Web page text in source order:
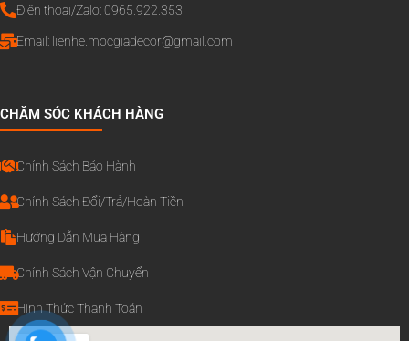
Điện thoại/Zalo: 0965.922.353
Email: lienhe.mocgiadecor@gmail.com
CHĂM SÓC KHÁCH HÀNG
Chính Sách Bảo Hành
Chính Sách Đổi/Trả/Hoàn Tiền
Hướng Dẫn Mua Hàng
Chính Sách Vận Chuyển
Hình Thức Thanh Toán